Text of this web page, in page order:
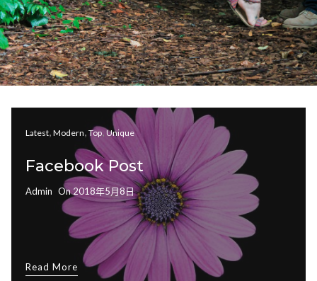
Latest, Modern, Top,Unique
Facebook Post
Admin On2018年5月8日
Read More